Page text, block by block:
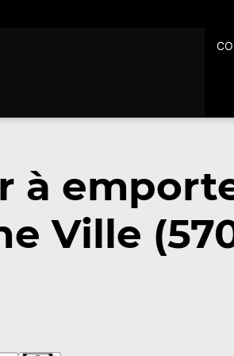
à
Ville